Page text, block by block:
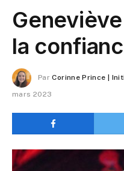
la
Par Corinne Prince |
mars 2023